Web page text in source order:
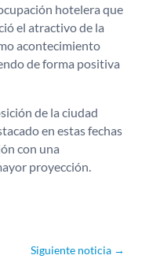
hotelera que
el atractivo de la
acontecimiento
de forma positiva
de la ciudad
en estas fechas
con una
proyección.
Siguiente noticia →